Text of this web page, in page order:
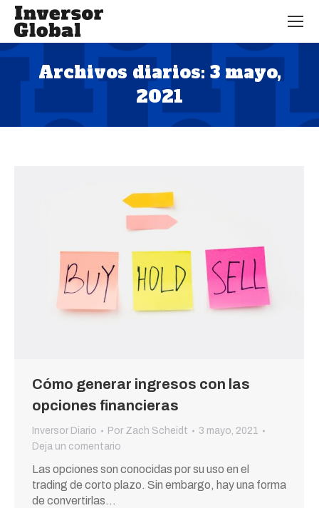
Archivos diarios: 3 mayo,
2021
Estás aquí:
Cómo generar ingresos con las
opciones financieras
Inversor Diario Por Zach Scheidt
3 mayo, 2021
Deja un comentario
Las opciones son conocidas por su uso en el
trading de corto plazo. Sin embargo, hay una forma
de convertirlas…